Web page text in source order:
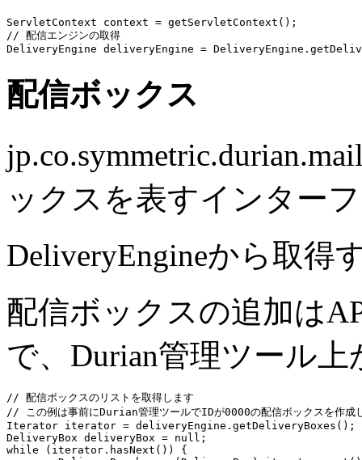
ServletContext context = getServletContext();
// 配信エンジンの取得
配信ボックス
ックスを表すインター
DeliveryEngineから取得
配信ボックスの追加は
で、Durian管理ツール
// 配信ボックスのリストを取得します
// この例は事前にDurian管理ツールでIDが0000の配信ボックスを作成
Iterator iterator = deliveryEngine.getDeliveryBoxes();
DeliveryBox deliveryBox = null;
while (iterator.hasNext()) {